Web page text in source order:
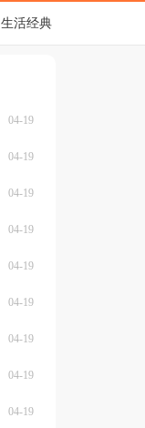
生活经典
04-19
04-19
04-19
04-19
04-19
04-19
04-19
04-19
04-19